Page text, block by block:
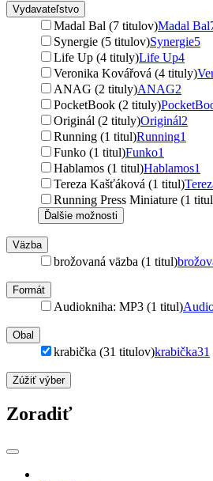
Vydavateľstvo
Madal Bal (7 titulov)Madal Bal
Synergie (5 titulov)Synergie5
Life Up (4 tituly)Life Up4
Veronika Kovářová (4 tituly)
ANAG (2 tituly)ANAG2
PocketBook (2 tituly)
Originál (2 tituly)Originál2
Running (1 titul)Running1
Funko (1 titul)Funko1
Hablamos (1 titul)Hablamos1
Tereza Kašťáková (1 titul)
Running Press Miniature (1
Ďalšie možnosti
Väzba
brožovaná väzba (1 titul)
Formát
Audiokniha: MP3 (1 titul)
Obal
krabička (31 titulov)krabička31
Zúžiť výber
Zoradiť